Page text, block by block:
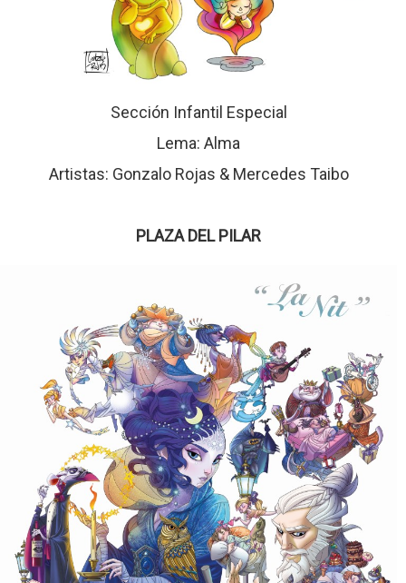
Sección Infantil Especial
Lema: Alma
Artistas: Gonzalo Rojas & Mercedes Taibo
PLAZA DEL PILAR